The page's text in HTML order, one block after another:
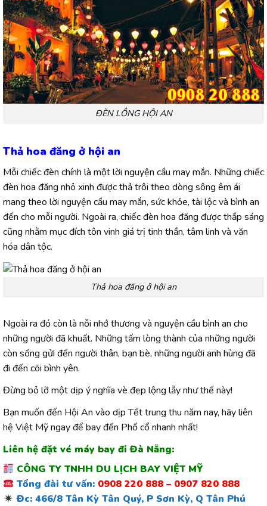
ĐÈN LỒNG HỘI AN
Thả hoa đăng ở hội an
Mỗi chiếc đèn chính là một lời nguyện cầu may mắn. Những chiếc
đèn hoa đăng nhỏ xinh được thả trôi theo dòng sông êm ái
mang theo lời nguyện cầu may mắn, sức khỏe, tài lộc và bình an
đến cho mỗi người. Ngoài ra, chiếc đèn hoa đăng được thắp sáng
cũng nhằm mục đích tôn vinh giá trị tinh thần, tâm linh và văn
hóa dân tộc.
Thả hoa đăng ở hội an
Ngoài ra đó còn là nỗi nhớ thương và nguyện cầu bình an cho
những người đã khuất. Những tấm lòng thành của những người
còn sống gửi đến người thân, bạn bè, những người anh hùng đã
đi đến cõi bình yên.
Đừng bỏ lỡ một dịp ý nghĩa vè đẹp lộng lẫy như thế này!
Bạn muốn đến Hội An vào dịp Tết trung thu năm nay, hãy liên
hệ Việt Mỹ ngay để bay đến Phố cổ nhanh nhất!
Liên hệ đặt vé máy bay đi Đà Nẵng:
CÔNG TY TNHH DU LỊCH BAY VIỆT MỸ
Tổng đài tư vấn: 0908 220 888 – 0907 820 888
Đc:466/8 Tân Kỳ Tân Quý, P Sơn Kỳ, Q Tân Phú